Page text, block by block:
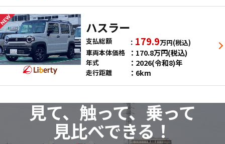
ハスラー
支払総額 179.9万円(税込)
車両本体価格
170.8万円(税込)
年式 2026(令和8)年
走行距離 6km
見て、触って、乗って
見比べできる！